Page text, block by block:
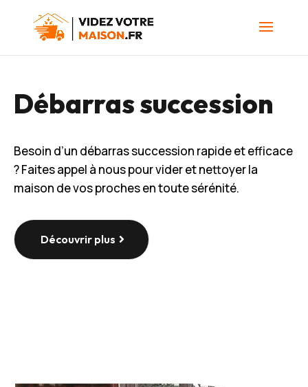
Débarras succession
Besoin d’un débarras succession rapide et efficace
? Faites appel à nous pour vider et nettoyer la
maison de vos proches en toute sérénité.
Découvrir plus